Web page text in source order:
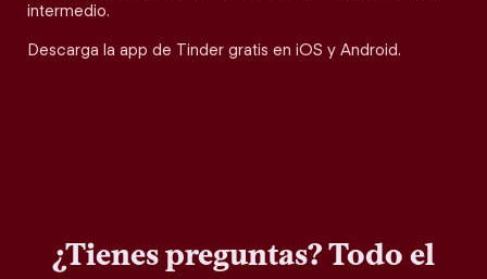
intermedio.
Descarga la app de Tinder gratis en iOS y Android.
¿Tienes preguntas? Todo el